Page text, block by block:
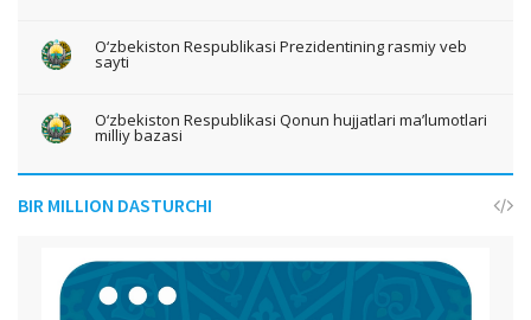
O‘zbekiston Respublikasi Prezidentining rasmiy veb
sayti
O‘zbekiston Respublikasi Qonun hujjatlari ma’lumotlari
milliy bazasi
BIR MILLION DASTURCHI